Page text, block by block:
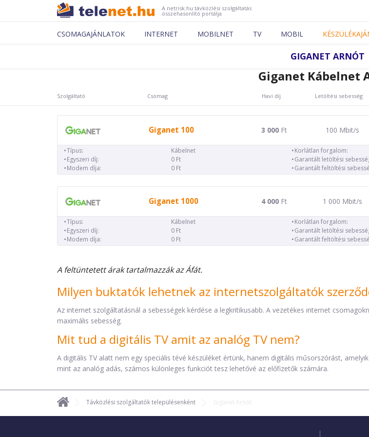
A netrisk.hu távközlési szolgáltatás
összehasonlító portálja
CSOMAGAJÁNLATOK INTERNET MOBILNET TV MOBIL
GIGANET ARNÓT
Giganet Kábelnet
Szolgáltató Csomag Havi díj Letöltési sebesség
Giganet 100 3 000Ft 100 Mbit/s
Típus:
Kábelnet
Egyszeri díj:
0 Ft
Modem díja:
0 Ft
Korlátlan forgalom:
Garantált letöltési
Garantált feltöltési
Giganet 1000 4 000Ft 1 000 Mbit/s
Típus:
Kábelnet
Egyszeri díj:
0 Ft
Modem díja:
0 Ft
Korlátlan forgalom:
Garantált letöltési
Garantált feltöltési
A feltüntetett árak tartalmazzák az Áfát.
Milyen buktatók lehetnek az internetszolgáltatók
Az internet szolgáltatásnál a sebességek kérdése a legkritikusabb. A vezetékes internet
maximális sebesség.
Mit tud a digitális TV amit az analóg TV nem?
A digitális TV alatt nem egy speciális tévé készüléket értünk, hanem digitális műsorszórást,
mint az analóg adás, számos különleges funkciót tesz lehetővé az előfizetők számára.
Távközlési szolgáltatók településenként Giganet Arnót